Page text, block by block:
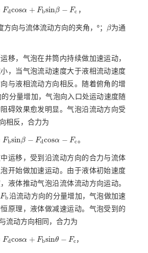
Fdcosα + Fbsinβ − Fc
osα+Fbsi nβ- Fc ，
方向与流体流动方向的夹角，°； β
β为通
移，气泡在井筒内持续做加速运动，
，当气泡流动速度大于液相流动速度
与液相流动方向相反。随着俯角的增
分量增加，气泡向入口处运动速度随
碍效果愈发明显。气泡沿流动方向受
相反，合力为
Fbsinβ − Fdcosα − Fc
inβ-Fdco sα- Fc 。
运移，受到沿流动方向的合力与流体
开始做加速运动。由于液体初始速度
液体推动气泡沿流体流动方向运动。
Fb
Fb 沿流动方向的分量增加，气泡做加速
原理，液体做减速运动。气泡受到的
流动方向相同，合力为
Fdcosα + Fbsinθ − Fc
cosα+Fbs nθ -Fc ，